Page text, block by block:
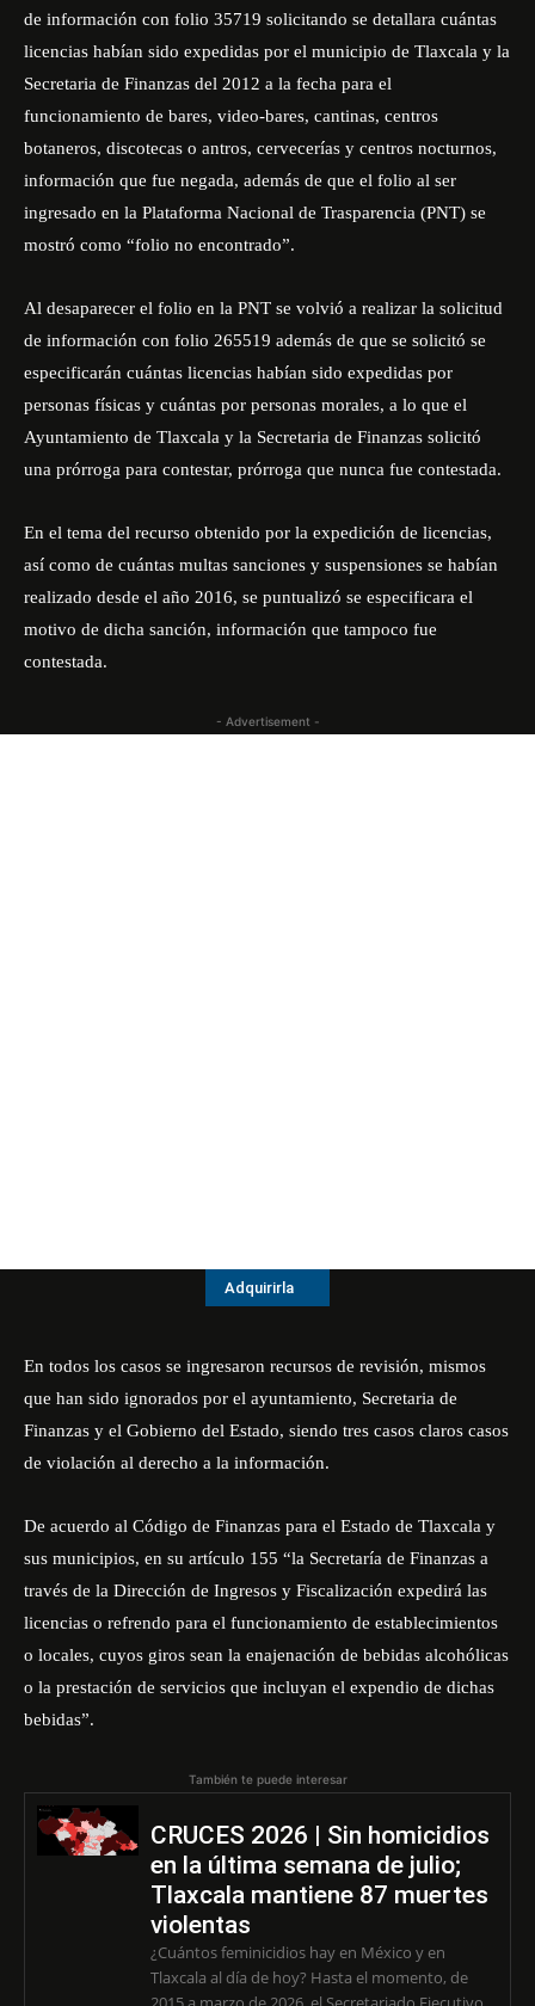
de información con folio 35719 solicitando se detallara cuántas
licencias habían sido expedidas por el municipio de Tlaxcala y la
Secretaria de Finanzas del 2012 a la fecha para el
funcionamiento de bares, video-bares, cantinas, centros
botaneros, discotecas o antros, cervecerías y centros nocturnos,
información que fue negada, además de que el folio al ser
ingresado en la Plataforma Nacional de Trasparencia (PNT) se
mostró como “folio no encontrado”.
Al desaparecer el folio en la PNT se volvió a realizar la solicitud
de información con folio 265519 además de que se solicitó se
especificarán cuántas licencias habían sido expedidas por
personas físicas y cuántas por personas morales, a lo que el
Ayuntamiento de Tlaxcala y la Secretaria de Finanzas solicitó
una prórroga para contestar, prórroga que nunca fue contestada.
En el tema del recurso obtenido por la expedición de licencias,
así como de cuántas multas sanciones y suspensiones se habían
realizado desde el año 2016, se puntualizó se especificara el
motivo de dicha sanción, información que tampoco fue
contestada.
- Advertisement -
Adquirirla
En todos los casos se ingresaron recursos de revisión, mismos
que han sido ignorados por el ayuntamiento, Secretaria de
Finanzas y el Gobierno del Estado, siendo tres casos claros casos
de violación al derecho a la información.
De acuerdo al Código de Finanzas para el Estado de Tlaxcala y
sus municipios, en su artículo 155 “la Secretaría de Finanzas a
través de la Dirección de Ingresos y Fiscalización expedirá las
licencias o refrendo para el funcionamiento de establecimientos
o locales, cuyos giros sean la enajenación de bebidas alcohólicas
o la prestación de servicios que incluyan el expendio de dichas
bebidas”.
También te puede interesar
CRUCES 2026 | Sin homicidios
en la última semana de julio;
Tlaxcala mantiene 87 muertes
violentas
¿Cuántos feminicidios hay en México y en
Tlaxcala al día de hoy? Hasta el momento, de